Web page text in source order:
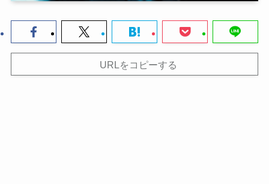
URLをコピーする